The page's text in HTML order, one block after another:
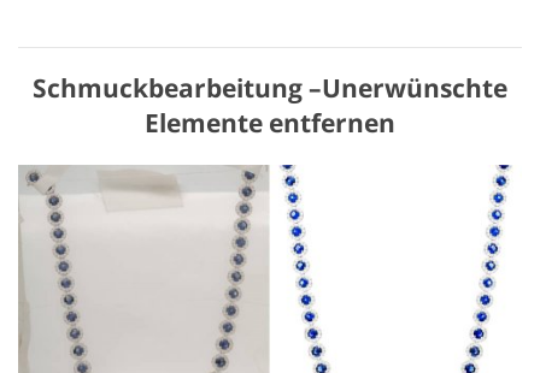
Schmuckbearbeitung –Unerwünschte
Elemente entfernen